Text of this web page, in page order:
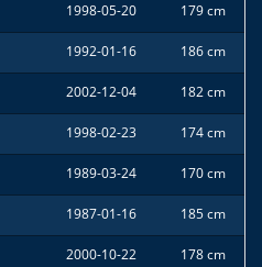
1998-05-20 179 cm
1992-01-16 186 cm
2002-12-04 182 cm
1998-02-23 174 cm
1989-03-24 170 cm
1987-01-16 185 cm
2000-10-22 178 cm